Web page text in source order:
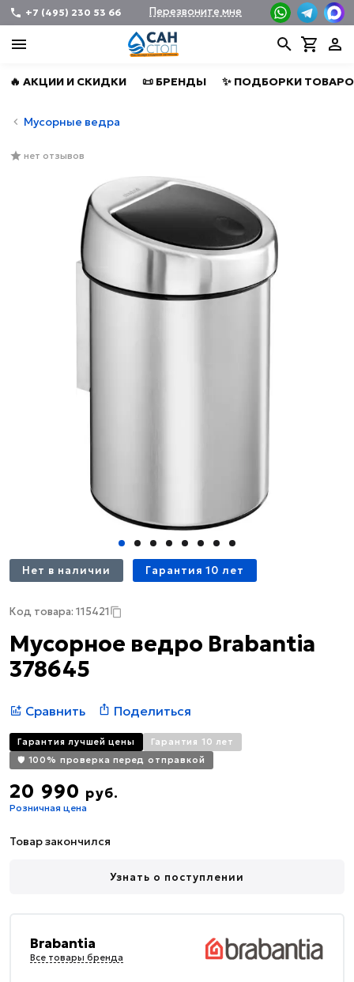
+7 (495) 230 53 66 Перезвоните мне
🔥 АКЦИИ И СКИДКИ 📜 БРЕНДЫ ✨ ПОДБОРКИ
Мусорные ведра
нет отзывов
Нет в наличии Гарантия 10 лет
Код товара: 115421
Мусорное ведро Brabantia
378645
Сравнить Поделиться
Гарантия лучшей цены
Гарантия 10 лет
🛡️ 100% проверка перед отправкой
20 990 руб.
Розничная цена
Товар закончился
Узнать о поступлении
Brabantia
Все товары бренда